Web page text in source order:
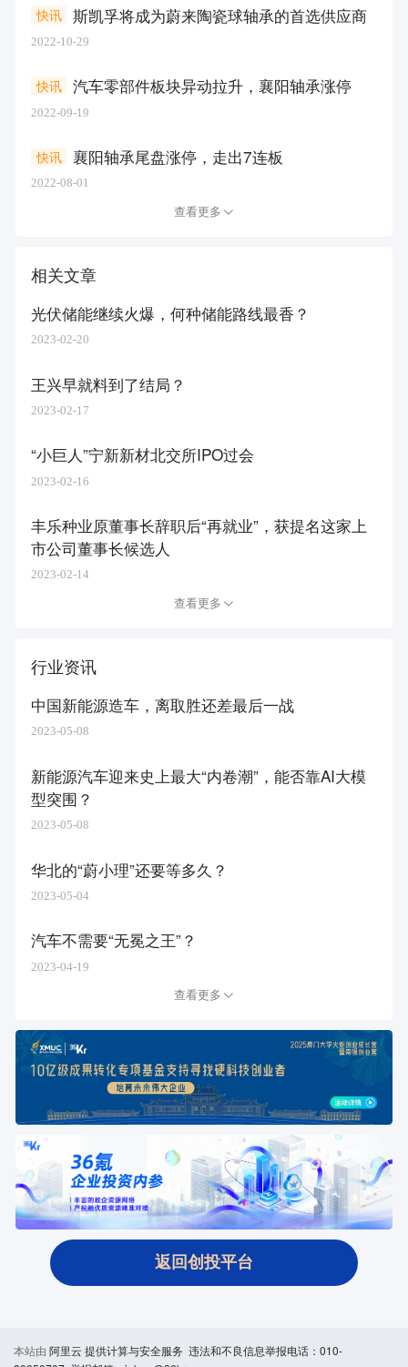
斯凯孚将成为蔚来陶瓷球轴承的首选供应商
快讯
2022-10-29
汽车零部件板块异动拉升，襄阳轴承涨停
快讯
2022-09-19
襄阳轴承尾盘涨停，走出7连板
快讯
2022-08-01
查看更多
相关文章
光伏储能继续火爆，何种储能路线最香？
2023-02-20
王兴早就料到了结局？
2023-02-17
“小巨人”宁新新材北交所IPO过会
2023-02-16
丰乐种业原董事长辞职后“再就业”，获提名这家上
市公司董事长候选人
2023-02-14
查看更多
行业资讯
中国新能源造车，离取胜还差最后一战
2023-05-08
新能源汽车迎来史上最大“内卷潮”，能否靠AI大模
型突围？
2023-05-08
华北的“蔚小理”还要等多久？
2023-05-04
汽车不需要“无冕之王”？
2023-04-19
查看更多
返回创投平台
本站由 阿里云 提供计算与安全服务 违法和不良信息举报电话：010-